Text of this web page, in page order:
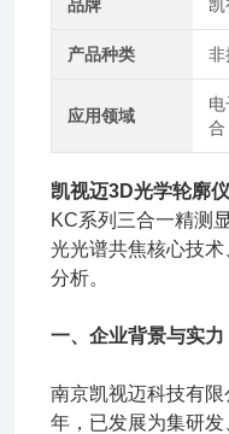
品牌 凯
产品种类 非
应用领域
合
凯视迈3D光学轮廓
KC系列三合一精测
光光谱共焦核心技
分析。
一、企业背景与实力
南京凯视迈科技有
年，已发展为集研发